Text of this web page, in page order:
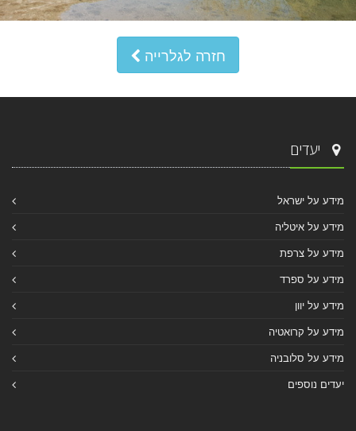
חזרה לגלרייה
יעדים
מידע על ישראל
מידע על איטליה
מידע על צרפת
מידע על ספרד
מידע על יוון
מידע על קרואטיה
מידע על סלובניה
יעדים נוספים